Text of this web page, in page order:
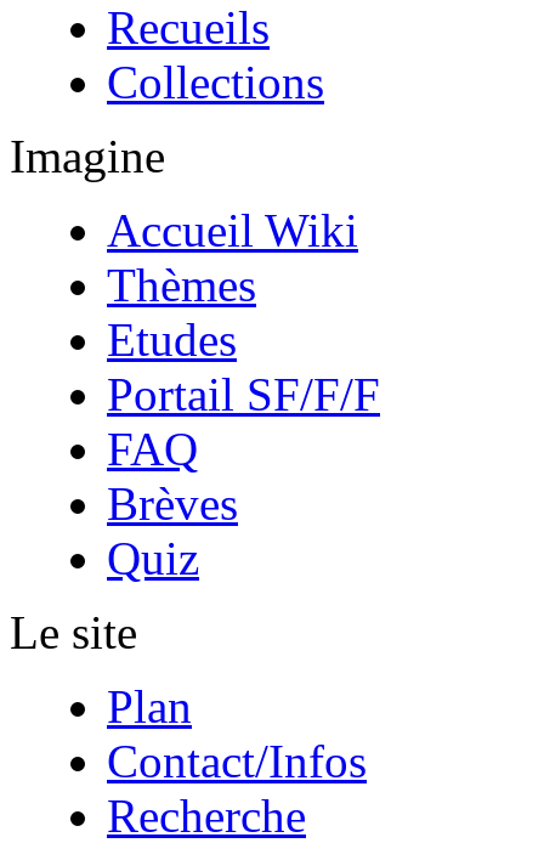
Recueils
Collections
Imagine
Accueil Wiki
Thèmes
Etudes
Portail SF/F/F
FAQ
Brèves
Quiz
Le site
Plan
Contact/Infos
Recherche